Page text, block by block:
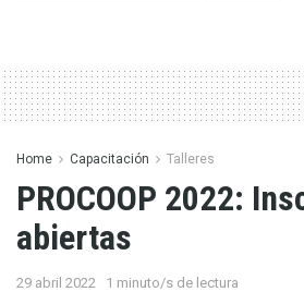
Home Capacitación Talleres
PROCOOP 2022:
abiertas
29 abril 2022 1 minuto/s de lectura